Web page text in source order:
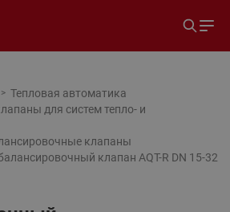
Тепловая автоматика
для систем тепло- и
клапаны
клапан AQT-R DN 15-32